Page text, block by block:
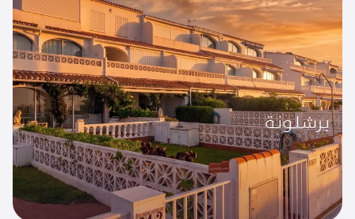
برشلونة